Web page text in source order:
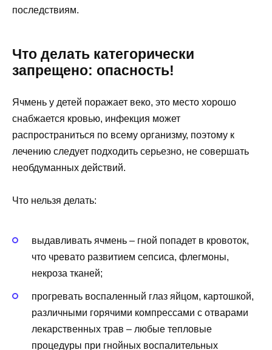
последствиям.
Что делать категорически
запрещено: опасность!
Ячмень у детей поражает веко, это место хорошо
снабжается кровью, инфекция может
распространиться по всему организму, поэтому к
лечению следует подходить серьезно, не совершать
необдуманных действий.
Что нельзя делать:
выдавливать ячмень – гной попадет в кровоток,
что чревато развитием сепсиса, флегмоны,
некроза тканей;
прогревать воспаленный глаз яйцом, картошкой,
различными горячими компрессами с отварами
лекарственных трав – любые тепловые
процедуры при гнойных воспалительных